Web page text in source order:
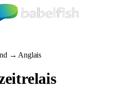
→ Anglais